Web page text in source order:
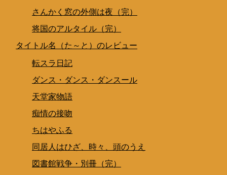
さんかく窓の外側は夜（完）
将国のアルタイル（完）
タイトル名（た～と）のレビュー
転スラ日記
ダンス・ダンス・ダンスール
天堂家物語
痴情の接吻
ちはやふる
同居人はひざ、時々、頭のうえ
図書館戦争・別冊（完）